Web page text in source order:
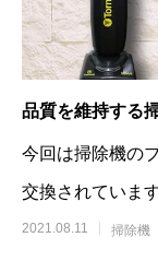
品質を維持する
今回は掃除機の
交換されていま
2021.08.11 掃除機